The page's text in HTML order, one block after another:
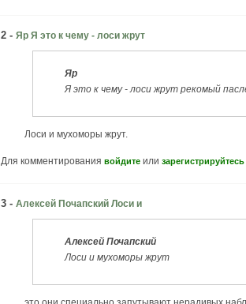
2 - Яр Я это к чему - лоси жрут
Яр
Я это к чему - лоси жрут рекомый
Лоси и мухоморы жрут.
Для комментирования войдите или зарегистрируйтесь
3 - Алексей Почапский Лоси и
Алексей Почапский
Лоси и мухоморы жрут